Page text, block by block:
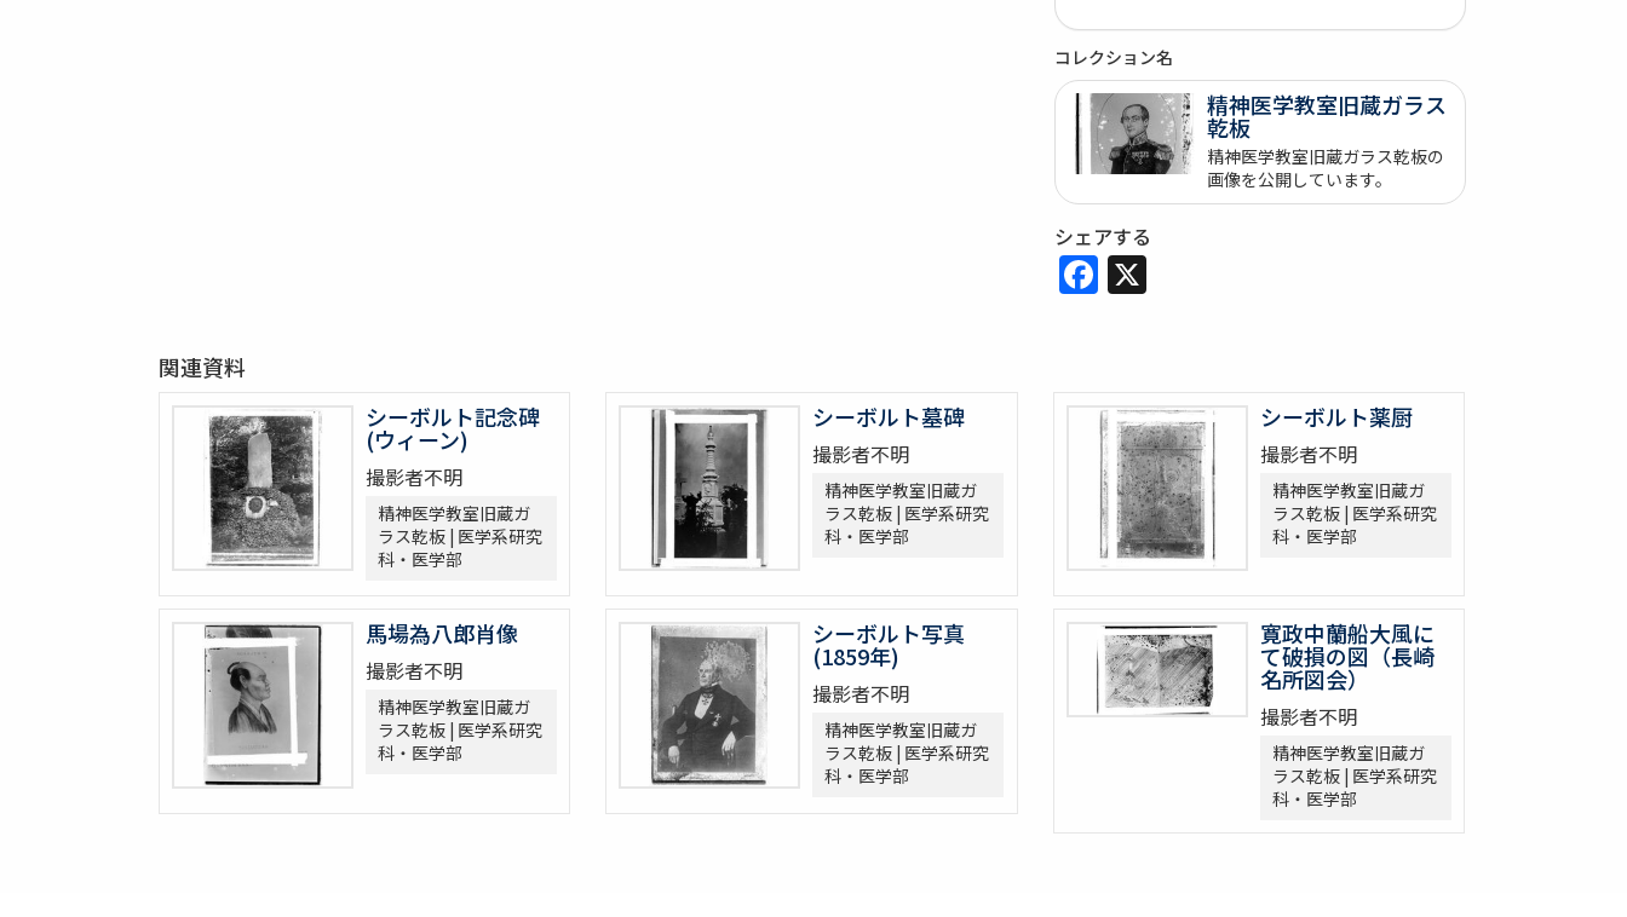
コレクション名
精神医学教室旧蔵ガラス
乾板
精神医学教室旧蔵ガラス乾板の
画像を公開しています。
シェアする
Facebook
X
関連資料
シーボルト記念碑
(ウィーン)
撮影者不明
精神医学教室旧蔵ガ
ラス乾板 | 医学系研究
科・医学部
シーボルト墓碑
撮影者不明
精神医学教室旧蔵ガ
ラス乾板 | 医学系研究
科・医学部
シーボルト薬厨
撮影者不明
精神医学教室旧蔵ガ
ラス乾板 | 医学系研究
科・医学部
馬場為八郎肖像
撮影者不明
精神医学教室旧蔵ガ
ラス乾板 | 医学系研究
科・医学部
シーボルト写真
(1859年)
撮影者不明
精神医学教室旧蔵ガ
ラス乾板 | 医学系研究
科・医学部
寛政中蘭船大風に
て破損の図（長崎
名所図会）
撮影者不明
精神医学教室旧蔵ガ
ラス乾板 | 医学系研究
科・医学部